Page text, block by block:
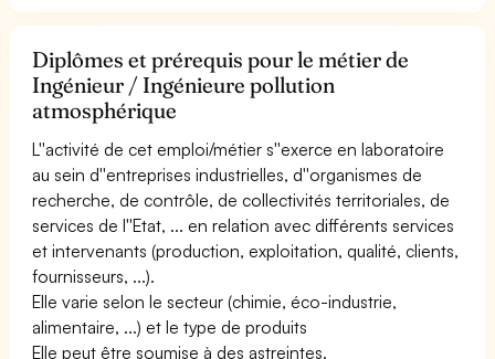
Diplômes et prérequis pour le métier de
Ingénieur / Ingénieure pollution
atmosphérique
L''activité de cet emploi/métier s''exerce en laboratoire
au sein d''entreprises industrielles, d''organismes de
recherche, de contrôle, de collectivités territoriales, de
services de l''Etat, ... en relation avec différents services
et intervenants (production, exploitation, qualité, clients,
fournisseurs, ...).
Elle varie selon le secteur (chimie, éco-industrie,
alimentaire, ...) et le type de produits
Elle peut être soumise à des astreintes.